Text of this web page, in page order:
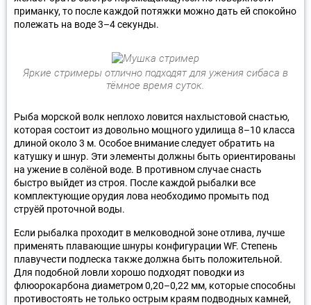
приманку, то после каждой потяжки можно дать ей спокойно
полежать на воде 3–4 секунды.
Яркие стримеры отлично подходят для ужения сибаса в
тёмное время суток.
Рыба морской волк неплохо ловится нахлыстовой снастью,
которая состоит из довольно мощного удилища 8–10 класса
длиной около 3 м. Особое внимание следует обратить на
катушку и шнур. Эти элементы должны быть ориентированы
на ужение в солёной воде. В противном случае снасть
быстро выйдет из строя. После каждой рыбалки все
комплектующие орудия лова необходимо промыть под
струёй проточной воды.
Если рыбалка проходит в мелководной зоне отлива, лучше
применять плавающие шнуры конфигурации WF. Степень
плавучести подлеска также должна быть положительной.
Для подобной ловли хорошо подходят поводки из
флюорокарбона диаметром 0,20–0,22 мм, которые способны
противостоять не только острым краям подводных камней,